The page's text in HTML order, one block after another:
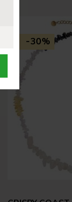
-30%